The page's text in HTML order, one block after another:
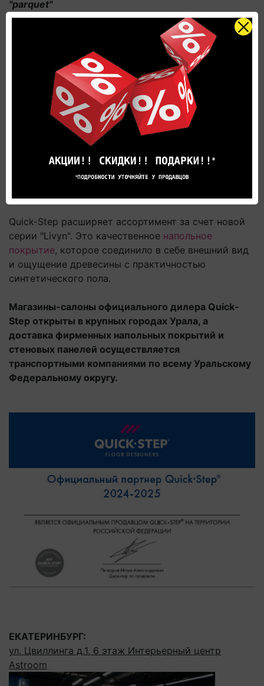
''parquet''
Quick-Step увеличил перечень продукции. Добавив
коллекцию ''Parquet'', с поверхностью из слоя
сплошной древесины.
2009: на рынке появилась система защелкивания
"Uniclic multifit"
В 2009 году появилась система для укладки
«UNICLIC MULTIFIT» - метод установки: «поворот и
защелкивание», что значительно облегчает
монтаж.
2013: quick-step расширяет ассортимент за счет
"Livyn"
Quick-Step расширяет ассортимент за счет новой
серии "Livyn". Это качественное напольное
покрытие, которое соединило в себе внешний вид
и ощущение древесины с практичностью
синтетического пола.
Магазины-салоны официального дилера Quick-
Step открыты в крупных городах Урала, а
доставка фирменных напольных покрытий и
стеновых панелей осуществляется
транспортными компаниями по всему Уральскому
Федеральному округу.
ЕКАТЕРИНБУРГ:
ул. Цвиллинга д.1, 6 этаж Интерьерный центр
Astroom